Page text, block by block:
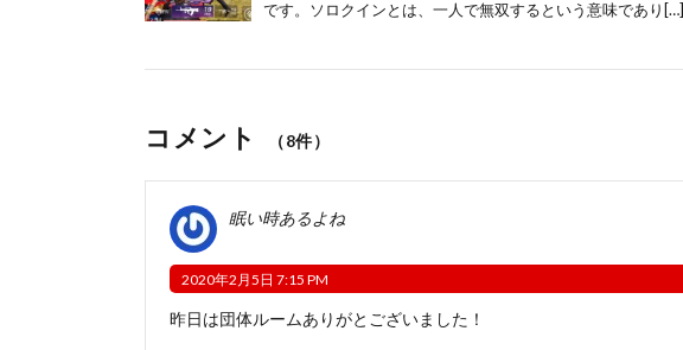
です。ソロクインとは、一人で無双するという意味であり[…]
コメント （8件）
眠い時あるよね
2020年2月5日 7:15 PM
昨日は団体ルームありがとございました！